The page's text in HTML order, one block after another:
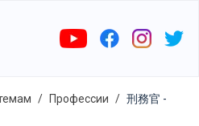
Профессии
刑務官 -